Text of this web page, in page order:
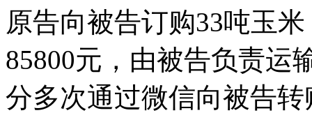
原告向被告订购33吨玉
85800元，由被告负责运
分多次通过微信向被告